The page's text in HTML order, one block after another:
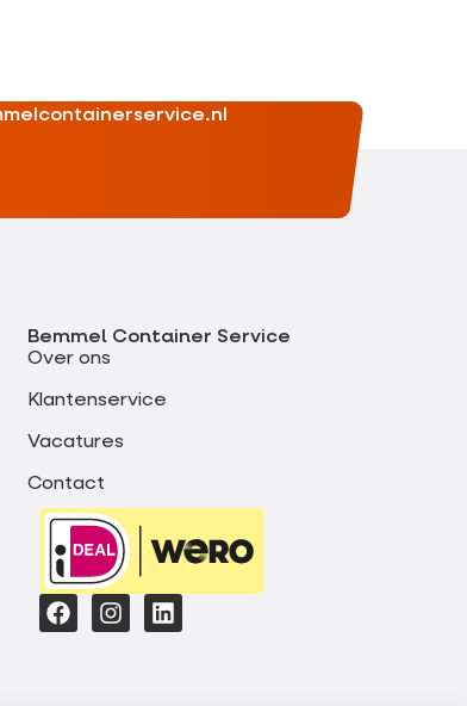
Bemmel Container Service
Over ons
Klantenservice
Vacatures
Contact